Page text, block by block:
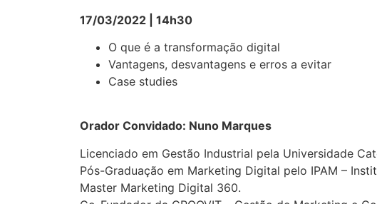
17/03/2022 | 14h30
O que é a transformação digital
Vantagens, desvantagens e erros a evitar
Case studies
Orador Convidado: Nuno Marques
Licenciado em Gestão Industrial pela Universidade
Pós-Graduação em Marketing Digital pelo IPAM –
Master Marketing Digital 360.